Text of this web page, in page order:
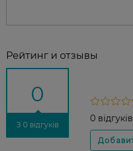
Рейтинг и отзывы
0
З 0 відгуків
0 відгуків